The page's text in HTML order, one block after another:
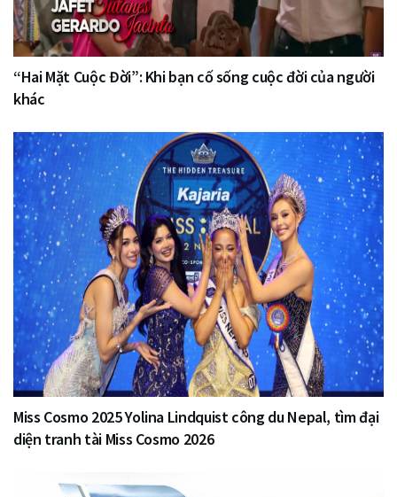
“Hai Mặt Cuộc Đời”: Khi bạn cố sống cuộc đời của người
khác
Miss Cosmo 2025 Yolina Lindquist công du Nepal, tìm đại
diện tranh tài Miss Cosmo 2026